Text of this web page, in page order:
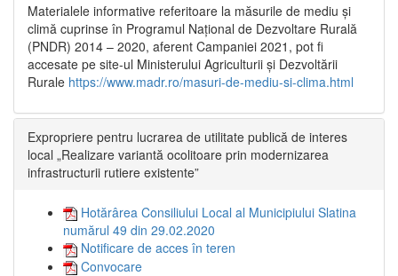
Materialele informative referitoare la măsurile de mediu și
climă cuprinse în Programul Național de Dezvoltare Rurală
(PNDR) 2014 – 2020, aferent Campaniei 2021, pot fi
accesate pe site-ul Ministerului Agriculturii și Dezvoltării
Rurale https://www.madr.ro/masuri-de-mediu-si-clima.html
Expropriere pentru lucrarea de utilitate publică de interes
local „Realizare variantă ocolitoare prin modernizarea
infrastructurii rutiere existente”
Hotărârea Consiliului Local al Municipiului Slatina
numărul 49 din 29.02.2020
Notificare de acces în teren
Convocare